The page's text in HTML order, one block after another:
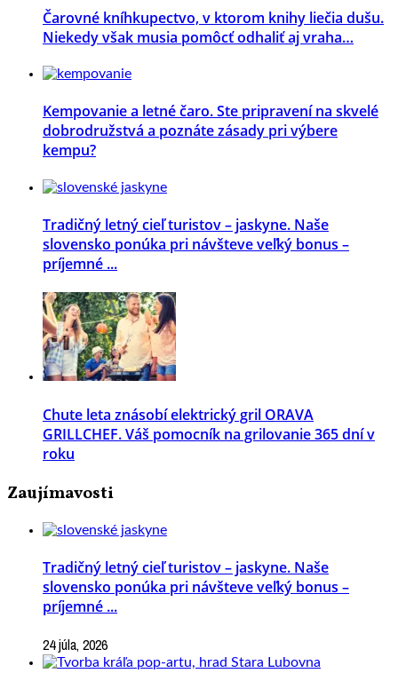
Čarovné kníhkupectvo, v ktorom knihy liečia dušu.
Niekedy však musia pomôcť odhaliť aj vraha…
Kempovanie a letné čaro. Ste pripravení na skvelé
dobrodružstvá a poznáte zásady pri výbere
kempu?
Tradičný letný cieľ turistov – jaskyne. Naše
slovensko ponúka pri návšteve veľký bonus –
príjemné ...
Chute leta znásobí elektrický gril ORAVA
GRILLCHEF. Váš pomocník na grilovanie 365 dní v
roku
Zaujímavosti
Tradičný letný cieľ turistov – jaskyne. Naše
slovensko ponúka pri návšteve veľký bonus –
príjemné ...
24 júla, 2026